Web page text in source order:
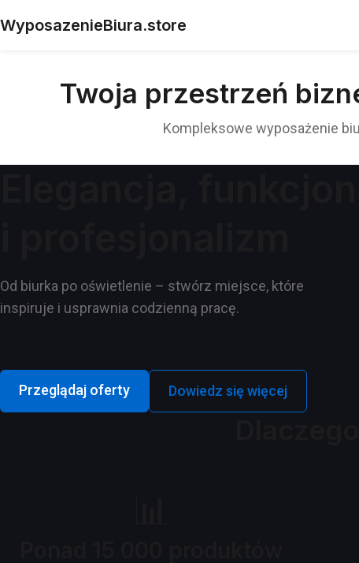
WyposazenieBiura.store
Twoja przestrzeń
Kompleksowe wyposażenie
Od biurka po oświetlenie – stwórz miejsce, które
inspiruje i usprawnia codzienną pracę.
Przeglądaj oferty Dowiedz się więcej